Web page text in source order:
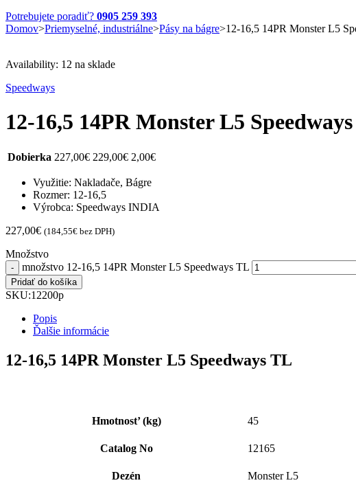
Potrebujete poradiť? 0905 259 393
Domov>Priemyselné, industriálne>Pásy na bágre>12-16,5 14PR Monster L5
Availability: 12 na sklade
Speedways
12-16,5 14PR Monster L5
Dobierka 227,00€ 229,00€ 2,00€
Využitie: Nakladače, Bágre
Rozmer: 12-16,5
Výrobca: Speedways INDIA
227,00€ (184,55€ bez DPH)
Množstvo
množstvo 12-16,5 14PR Monster L5 Speedways TL
Pridať do košíka
SKU:12200p
Popis
Ďalšie informácie
12-16,5 14PR Monster L5 Speedways TL
Hmotnost’ (kg) 45
Catalog No 12165
Dezén Monster L5